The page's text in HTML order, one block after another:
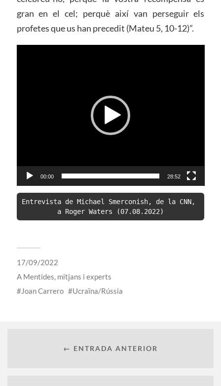
gran en el cel; perquè així van perseguir els
profetes que us han precedit (Mateu 5, 10-12)”.
00:00 28:52
Entrevista de Michael Smerconish, de la CNN,
a Roger Waters (07.08.2022)
17/09/2022
A Mentides, mitjans i experts
Joan Carrero
Ucraïna/Rússia
← ENTRADA ANTERIOR